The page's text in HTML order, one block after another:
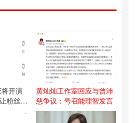
开演
粉丝失
黄灿灿工作室回应与曾沛
慈争议：号召能理智发言